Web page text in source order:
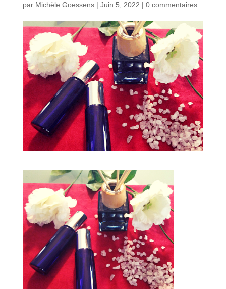
par Michèle Goessens| Juin 5, 2022 | 0 commentaires